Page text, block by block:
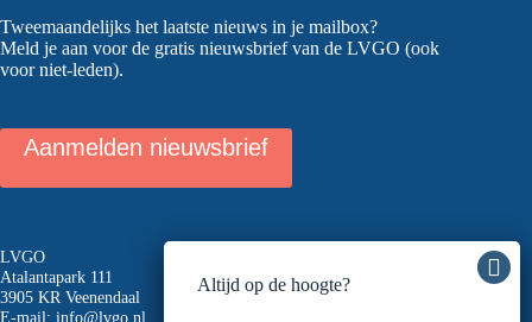
Tweemaandelijks het laatste nieuws in je mailbox?
Meld je aan voor de gratis nieuwsbrief van de LVGO (ook
voor niet-leden).
Aanmelden nieuwsbrief
LVGO
Atalantapark 111
3905 KR Veenendaal
E-mail: info@lvgo.nl
Altijd op de hoogte?